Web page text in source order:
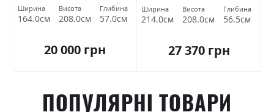
Україна
Ширина
164.0см
Висота
208.0см
Глибина
57.0см
20 000 грн
Україна
Ширина
214.0см
Висота
208.0см
Глибина
56.5см
27 370 грн
ПОПУЛЯРНІ ТОВАРИ